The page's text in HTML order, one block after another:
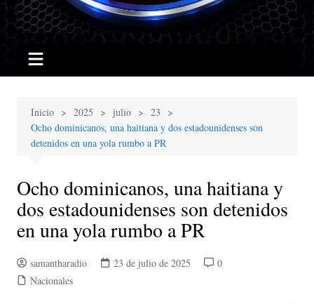
Inicio 2025 julio
23
Ocho dominicanos, una haitiana y dos estadounidenses son
detenidos en una yola rumbo a PR
Ocho dominicanos, una haitiana y
dos estadounidenses son detenidos
en una yola rumbo a PR
samantharadio 23 de julio de 2025
0
Nacionales